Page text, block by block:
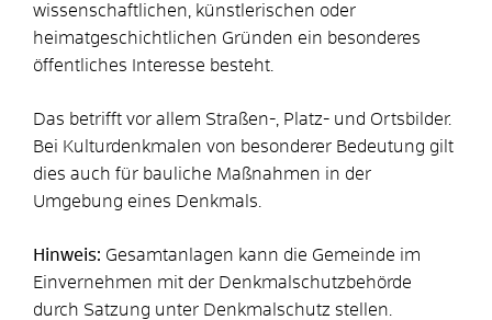
wissenschaftlichen, künstlerischen oder
heimatgeschichtlichen Gründen ein besonderes
öffentliches Interesse besteht.
Das betrifft vor allem Straßen-, Platz- und Ortsbilder.
Bei Kulturdenkmalen von besonderer Bedeutung gilt
dies auch für bauliche Maßnahmen in der
Umgebung eines Denkmals.
Hinweis: Gesamtanlagen kann die Gemeinde im
Einvernehmen mit der Denkmalschutzbehörde
durch Satzung unter Denkmal schutz stellen.